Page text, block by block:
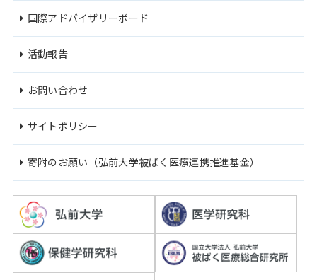
国際アドバイザリーボード
活動報告
お問い合わせ
サイトポリシー
寄附のお願い（弘前大学被ばく医療連携推進基金）